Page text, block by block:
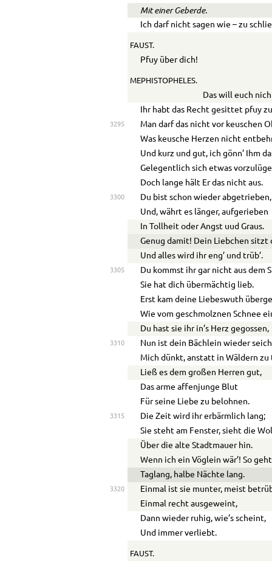
Mit einer Geberde.
Ich darf nicht sagen wie – zu
FAUST.
Pfuy über dich!
MEPHISTOPHELES.
Das will euch
Ihr habt das Recht gesittet pfuy
3295
Man darf das nicht vor keuschen
Was keusche Herzen nicht
Und kurz und gut, ich gönn’ Ihm
Gelegentlich sich etwas
Doch lange hält Er das nicht aus.
3300
Du bist schon wieder abgetrieben,
Und, währt es länger, aufgerieben
In Tollheit oder Angst uud Graus.
Genug damit! Dein Liebchen sitzt
Und alles wird ihr eng’ und trüb’.
3305
Du kommst ihr gar nicht aus dem
Sie hat dich übermächtig lieb.
Erst kam deine Liebeswuth
Wie vom geschmolznen Schnee
Du hast sie ihr in’s Herz gegossen,
3310
Nun ist dein Bächlein wieder
Mich dünkt, anstatt in Wäldern zu
Ließ es dem großen Herren gut,
Das arme affenjunge Blut
Für seine Liebe zu belohnen.
3315
Die Zeit wird ihr erbärmlich lang;
Sie steht am Fenster, sieht die
Über die alte Stadtmauer hin.
Wenn ich ein Vöglein wär’! So
Taglang, halbe Nächte lang.
3320
Einmal ist sie munter, meist
Einmal recht ausgeweint,
Dann wieder ruhig, wie’s scheint,
Und immer verliebt.
FAUST.